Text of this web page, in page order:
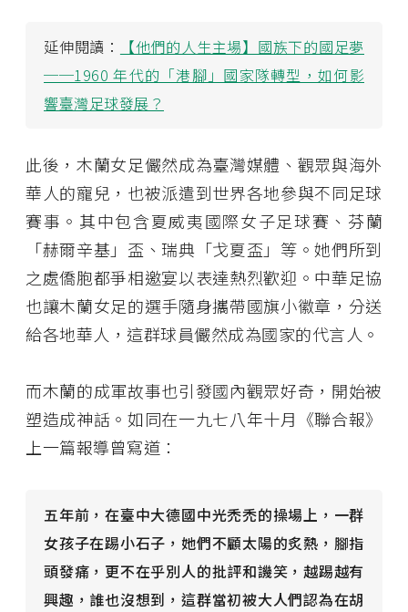
延伸閱讀：
【他們的人生主場】國族下的國足夢
──1960 年代的「港腳」國家隊轉型，如何影
響臺灣足球發展？
此後，木蘭女足儼然成為臺灣媒體、觀眾與海外
華人的寵兒，也被派遣到世界各地參與不同足球
賽事。其中包含夏威夷國際女子足球賽、芬蘭
「赫爾辛基」盃、瑞典「戈夏盃」等。她們所到
之處僑胞都爭相邀宴以表達熱烈歡迎。中華足協
也讓木蘭女足的選手隨身攜帶國旗小徽章，分送
給各地華人，這群球員儼然成為國家的代言人。
而木蘭的成軍故事也引發國內觀眾好奇，開始被
塑造成神話。如同在一九七八年十月《聯合報》
上一篇報導曾寫道：
五年前，在臺中大德國中光禿禿的操場上，一群
女孩子在踢小石子，她們不顧太陽的炙熱，腳指
頭發痛，更不在乎別人的批評和譏笑，越踢越有
興趣，誰也沒想到，這群當初被大人們認為在胡